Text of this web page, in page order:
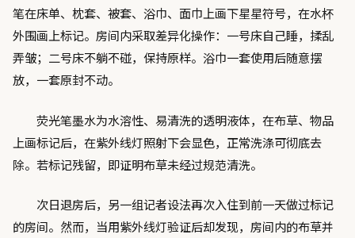
笔在床单、枕套、被套、浴巾、面巾上画下星星符号，在水杯
外围画上标记。房间内采取差异化操作：一号床自己睡，揉乱
弄皱；二号床不躺不碰，保持原样。浴巾一套使用后随意摆
放，一套原封不动。
荧光笔墨水为水溶性、易清洗的透明液体，在布草、物品
上画标记后，在紫外线灯照射下会显色，正常洗涤可彻底去
除。若标记残留，即证明布草未经过规范清洗。
次日退房后，另一组记者设法再次入住到前一天做过标记
的房间。然而，当用紫外线灯验证后却发现，房间内的布草并